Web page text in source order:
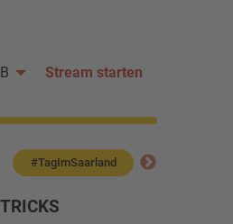
Stream starten
#TagImSaarland